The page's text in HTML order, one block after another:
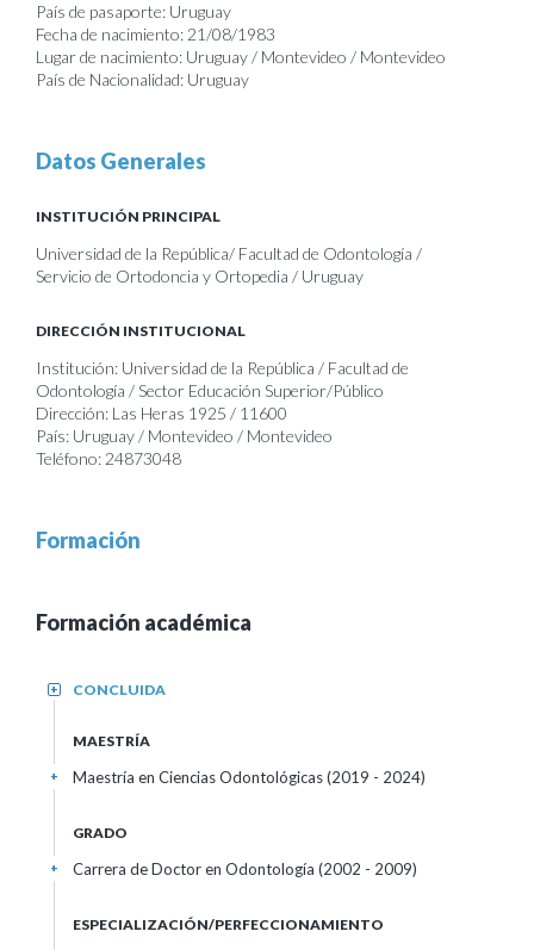
País de pasaporte: Uruguay
Fecha de nacimiento: 21/08/1983
Lugar de nacimiento: Uruguay / Montevideo / Montevideo
País de Nacionalidad: Uruguay
Datos Generales
INSTITUCIÓN PRINCIPAL
Universidad de la República/ Facultad de Odontología /
Servicio de Ortodoncia y Ortopedia / Uruguay
DIRECCIÓN INSTITUCIONAL
Institución: Universidad de la República / Facultad de
Odontología / Sector Educación Superior/Público
Dirección: Las Heras 1925 / 11600
País: Uruguay / Montevideo / Montevideo
Teléfono: 24873048
Formación
Formación académica
CONCLUIDA
+
MAESTRÍA
Maestría en Ciencias Odontológicas (2019 - 2024)
+
GRADO
Carrera de Doctor en Odontología (2002 - 2009)
+
ESPECIALIZACIÓN/PERFECCIONAMIENTO